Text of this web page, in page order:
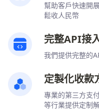
幫助客戶快速開
鬆收人民幣
完整API接
我們提供完整的
定製化收款
專業的第三方支
等行業提供定制